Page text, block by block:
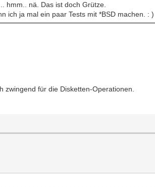
hmm.. nä. Das ist doch Grütze.
ich ja mal ein paar Tests mit *BSD machen. : )
zwingend für die Disketten-Operationen.